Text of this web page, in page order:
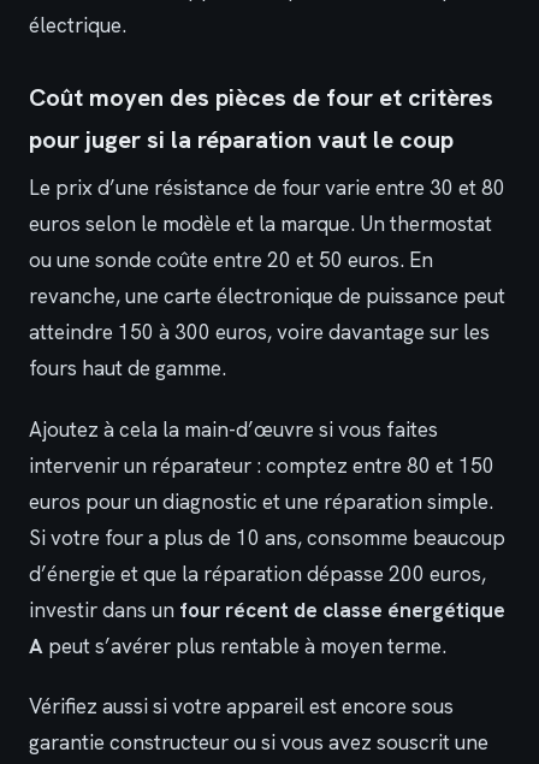
électrique.
Coût moyen des pièces de four et critères
pour juger si la réparation vaut le coup
Le prix d’une résistance de four varie entre 30 et 80
euros selon le modèle et la marque. Un thermostat
ou une sonde coûte entre 20 et 50 euros. En
revanche, une carte électronique de puissance peut
atteindre 150 à 300 euros, voire davantage sur les
fours haut de gamme.
Ajoutez à cela la main-d’œuvre si vous faites
intervenir un réparateur : comptez entre 80 et 150
euros pour un diagnostic et une réparation simple.
Si votre four a plus de 10 ans, consomme beaucoup
d’énergie et que la réparation dépasse 200 euros,
investir dans un four récent de classe énergétique
A peut s’avérer plus rentable à moyen terme.
Vérifiez aussi si votre appareil est encore sous
garantie constructeur ou si vous avez souscrit une